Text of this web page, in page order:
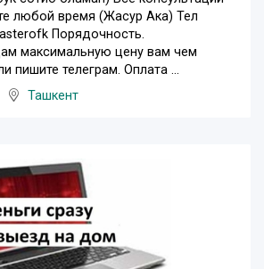
любой время (Жасур Ака) Тел
Порядочность.
максимальную цену вам чем
пишите телеграм. Оплата ...
Ташкент